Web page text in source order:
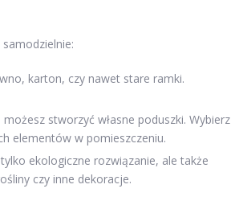
karton, czy nawet stare ramki.
stworzyć własne poduszki. Wybierz
elementów w pomieszczeniu.
ekologiczne rozwiązanie, ale także
czy inne dekoracje.